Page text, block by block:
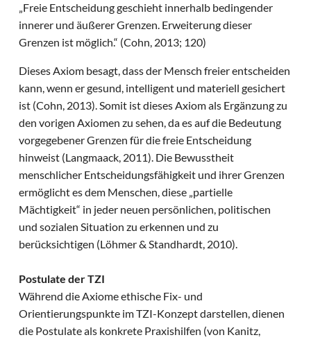
„Freie Entscheidung geschieht innerhalb bedingender
innerer und äußerer Grenzen. Erweiterung dieser
Grenzen ist möglich.“ (Cohn, 2013; 120)
Dieses Axiom besagt, dass der Mensch freier entscheiden
kann, wenn er gesund, intelligent und materiell gesichert
ist (Cohn, 2013). Somit ist dieses Axiom als Ergänzung zu
den vorigen Axiomen zu sehen, da es auf die Bedeutung
vorgegebener Grenzen für die freie Entscheidung
hinweist (Langmaack, 2011). Die Bewusstheit
menschlicher Entscheidungsfähigkeit und ihrer Grenzen
ermöglicht es dem Menschen, diese „partielle
Mächtigkeit“ in jeder neuen persönlichen, politischen
und sozialen Situation zu erkennen und zu
berücksichtigen (Löhmer & Standhardt, 2010).
Postulate der TZI
Während die Axiome ethische Fix- und
Orientierungspunkte im TZI-Konzept darstellen, dienen
die Postulate als konkrete Praxishilfen (von Kanitz,